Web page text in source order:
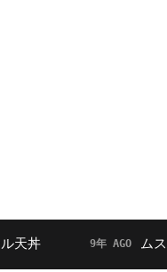
ムスリム